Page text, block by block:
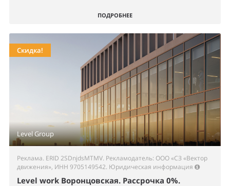
ПОДРОБНЕЕ
Level Group
Скидка!
Реклама. ERID 2SDnjdsMTMV. Рекламодатель: ООО «СЗ «Вектор
движения», ИНН 9705149542. Юридическая информация
Level work Воронцовская. Рассрочка 0%.